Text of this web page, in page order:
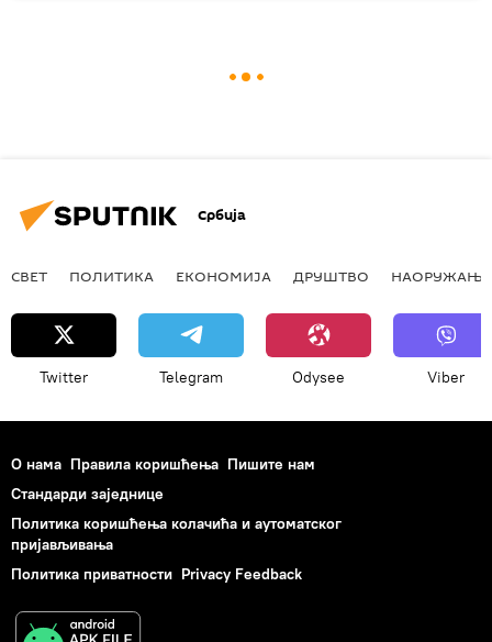
Србија
СВЕТ ПОЛИТИКА ЕКОНОМИЈА ДРУШТВО НАОРУЖАЊЕ
Twitter Telegram Odysee Viber
О нама Правила коришћења Пишите нам
Стандарди заједнице
Политика коришћења колачића и аутоматског
пријављивања
Политика приватности Privacy Feedback